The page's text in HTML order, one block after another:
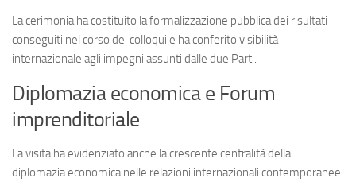
La cerimonia ha costituito la formalizzazione pubblica dei risultati
conseguiti nel corso dei colloqui e ha conferito visibilità
internazionale agli impegni assunti dalle due Parti.
Diplomazia economica e Forum
imprenditoriale
La visita ha evidenziato anche la crescente centralità della
diplomazia economica nelle relazioni internazionali contemporanee.